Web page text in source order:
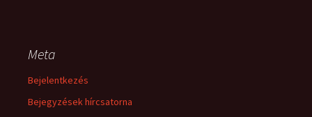
Meta
Bejelentkezés
Bejegyzések hírcsatorna